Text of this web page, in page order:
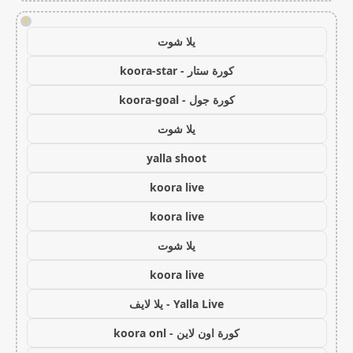
!
يلا شوت
كورة ستار - koora-star
كورة جول - koora-goal
يلا شوت
yalla shoot
koora live
koora live
يلا شوت
koora live
Yalla Live - يلا لايف
كورة اون لاين - koora onl